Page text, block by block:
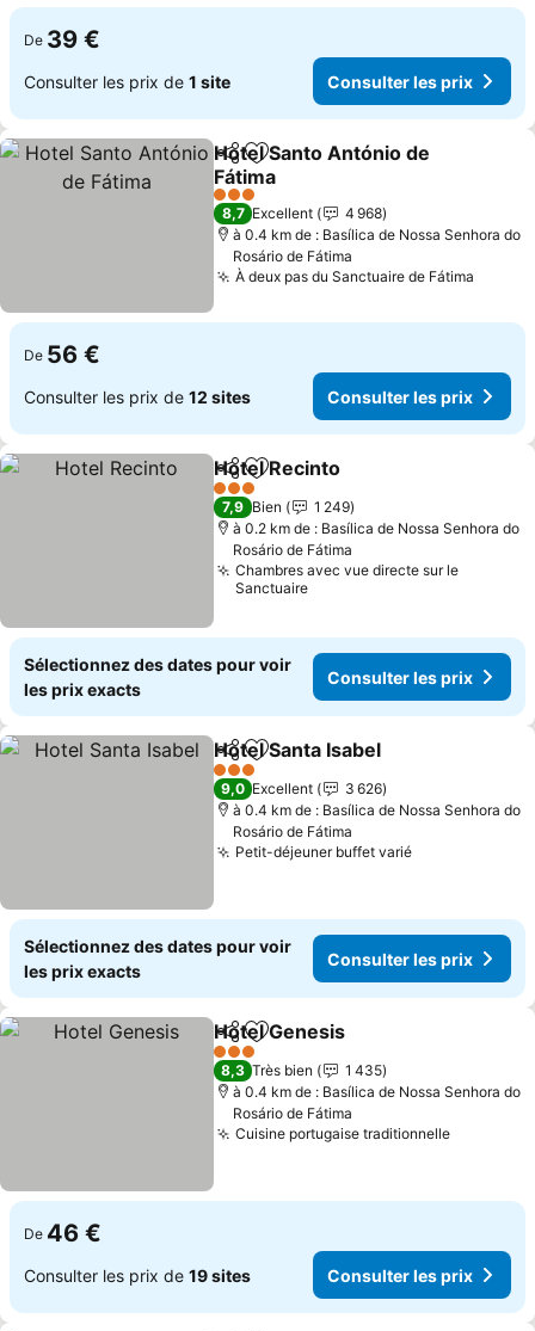
De 39 €
Consulter les prix de 1 site Consulter les prix
PartagerAjouter à mes favoris
Hotel Santo António de
Fátima
Consulter les prix
3 Étoiles
8,7 Excellent
4 968
à 0.4 km de : Basílica de Nossa Senhora do
Rosário de Fátima
À deux pas du Sanctuaire de Fátima
De 56 €
Consulter les prix de 12 sites Consulter les prix
PartagerAjouter à mes favoris
Hotel Recinto
3 Étoiles
7,9 Bien
1 249
à 0.2 km de : Basílica de Nossa Senhora do
Rosário de Fátima
Chambres avec vue directe sur le
Sanctuaire
Sélectionnez des dates pour voir
les prix exacts
Consulter les prix
PartagerAjouter à mes favoris
Hotel Santa Isabel
3 Étoiles
9,0 Excellent
3 626
à 0.4 km de : Basílica de Nossa Senhora do
Rosário de Fátima
Petit-déjeuner buffet variéConsulter
Sélectionnez des dates pour voir
les prix exacts
Consulter les prix
PartagerAjouter à mes favoris
Hotel Genesis
3 Étoiles
8,3 Très bien
1 435
à 0.4 km de : Basílica de Nossa Senhora do
Rosário de Fátima
Cuisine portugaise traditionnelle
De 46 €
Consulter les prix de 19 sites Consulter les prix